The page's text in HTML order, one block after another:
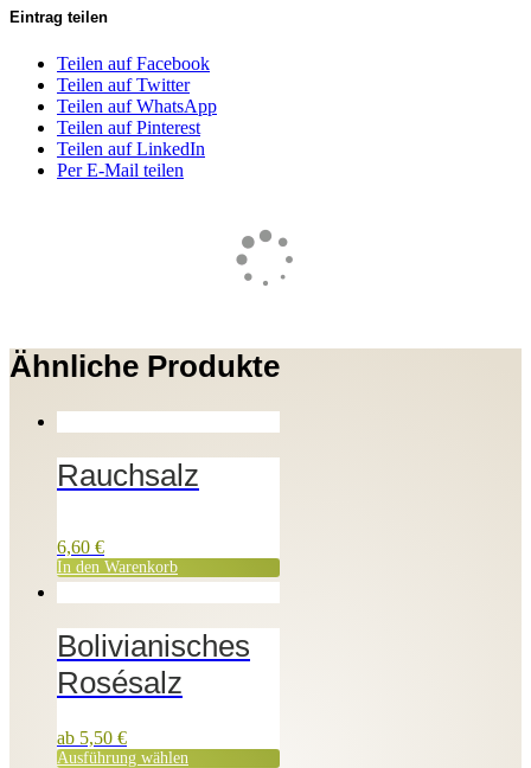
Eintrag teilen
Teilen auf Facebook
Teilen auf Twitter
Teilen auf WhatsApp
Teilen auf Pinterest
Teilen auf LinkedIn
Per E-Mail teilen
Ähnliche Produkte
Rauchsalz
6,60 €
In den Warenkorb
Bolivianisches
Rosésalz
ab 5,50 €
Ausführung wählen